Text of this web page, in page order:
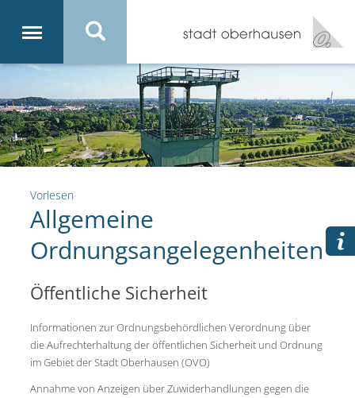
Vorlesen
Allgemeine
Ordnungsangelegenheiten
Öffentliche Sicherheit
Informationen zur Ordnungsbehördlichen Verordnung über
die Aufrechterhaltung der öffentlichen Sicherheit und Ordnung
im Gebiet der Stadt Oberhausen (OVO)
Annahme von Anzeigen über Zuwiderhandlungen gegen die